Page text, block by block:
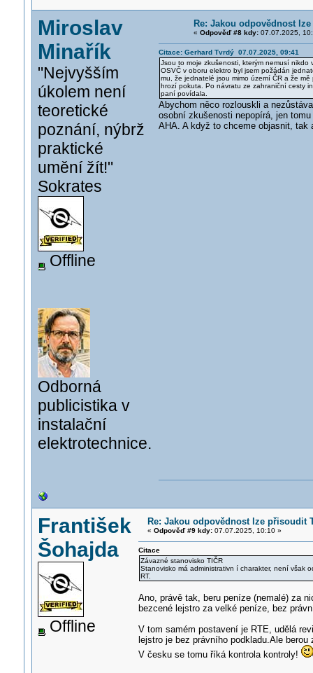
Miroslav
Minařík
"Nejvyšším
úkolem není
teoretické
poznání, nýbrž
praktické
umění žít!"
Sokrates
Offline
Odborná
publicistika v
instalační
elektrotechnice.
Re: Jakou odpovědnost
« Odpověď #8 kdy:07.07.2025,
Citace: Gerhard Tvrdý 07.07.2025, 09:41
Jsou to moje zkušenosti, kterým nemusí
OSVČ v oboru elektro byl jsem požádán
mu, že jednatelé jsou mimo území ČR a že
hrozí pokuta. Po návratu ze zahraniční cesty
paní povídala.
Abychom něco rozlouskli a
osobní zkušenosti nepopírá, jen
AHA. A když to chceme objasnit, tak
František
Šohajda
Offline
Re: Jakou odpovědnost lze přisoudit
« Odpověď #9 kdy:07.07.2025, 10:10 »
Citace
Závazné stanovisko TIČR
Stanovisko má administrativn í charakter, není však
RT.
Ano, právě tak, beru peníze (nemalé) za
bezcené lejstro za velké peníze, bez
V tom samém postavení je RTE, udělá
lejstro je bez právního podkladu.Ale
V česku se tomu říká kontrola kontroly!